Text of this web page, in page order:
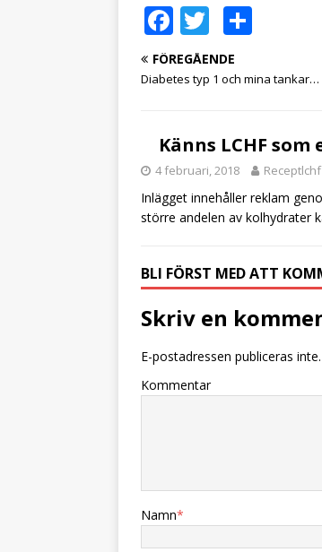
F
a
c
b
o
o
k
T
w
it
r
a
FÖREGÅENDE
Diabetes typ 1 och mina tankar…
Känns LCHF
4 februari, 2018 Receptlchf
Inlägget innehåller reklam
större andelen av kolhydrater
BLI FÖRST MED ATT
Skriv en
E-postadressen publiceras inte.
Kommentar
Namn*